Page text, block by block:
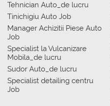
Tehnician Auto_de lucru
Tinichigiu Auto Job
Manager Achizitii Piese Auto
Job
Specialist la Vulcanizare
Mobila_de lucru
Sudor Auto_de lucru
Specialist detailing centru
Job